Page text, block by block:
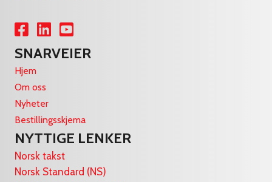
Lenke til Facebook
Lenke til LinkedIn
Lenke til YouTube
SNARVEIER
Hjem
Om oss
Nyheter
Bestillingsskjema
NYTTIGE LENKER
Norsk takst
Norsk Standard (NS)